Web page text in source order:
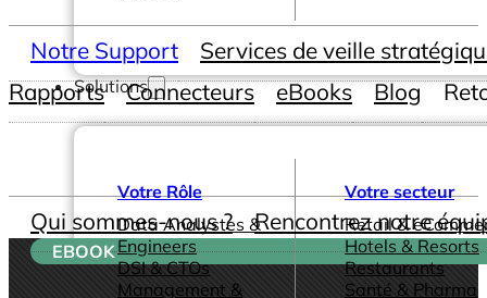
Solutions
Votre Rôle
Data Analystes &
Engineers
DSI & CTOs
Management &
Votre secteur
Retail &
Hotels & Resorts
Restaurants
Santé & Pharma
Notre Support
Services de veille
Rapports
Connecteurs eBooks Blog
Qui sommes-nous ? Rencontrez notre
EBOOK